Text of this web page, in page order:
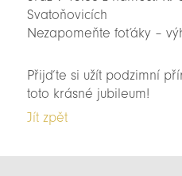
Svatoňovicích
Nezapomeňte foťáky –
Přijďte si užít podzimní
toto krásné jubileum!
Jít zpět